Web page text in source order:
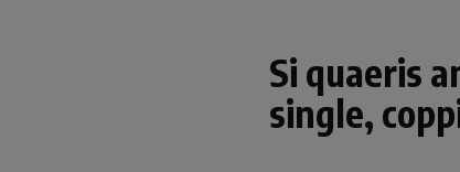
Si quaeris
single,